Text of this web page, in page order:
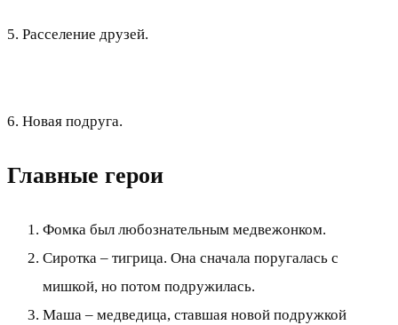
5. Расселение друзей.
6. Новая подруга.
Главные герои
Фомка был любознательным медвежонком.
Сиротка – тигрица. Она сначала поругалась с
мишкой, но потом подружилась.
Маша – медведица, ставшая новой подружкой